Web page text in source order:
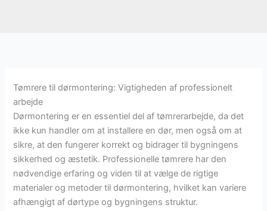
Tømrere til dørmontering: Vigtigheden af professionelt
arbejde
Dørmontering er en essentiel del af tømrerarbejde, da det
ikke kun handler om at installere en dør, men også om at
sikre, at den fungerer korrekt og bidrager til bygningens
sikkerhed og æstetik. Professionelle tømrere har den
nødvendige erfaring og viden til at vælge de rigtige
materialer og metoder til dørmontering, hvilket kan variere
afhængigt af dørtype og bygningens struktur.